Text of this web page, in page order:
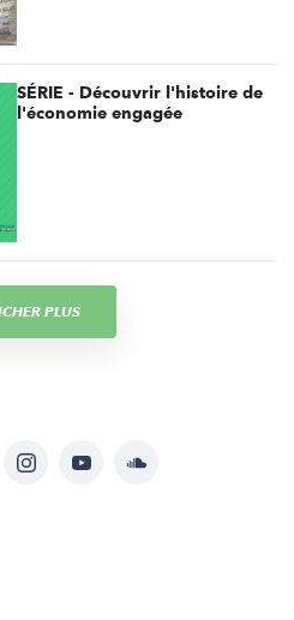
SÉRIE - Découvrir l'histoire de
l'économie engagée
PLUS
InstagramYouTubeSoundcloud